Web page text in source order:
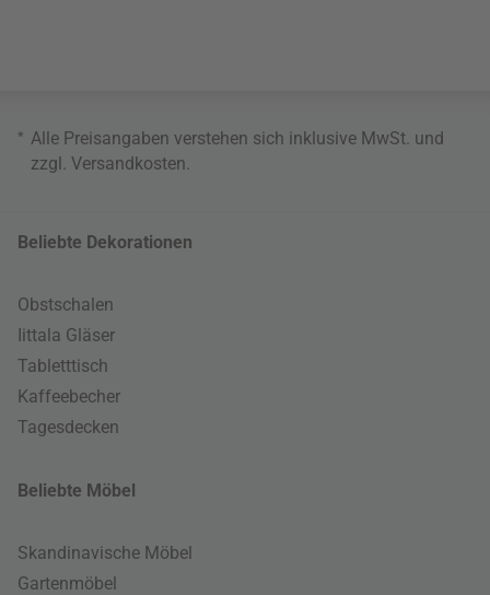
* Alle Preisangaben verstehen sich inklusive MwSt. und
zzgl. Versandkosten
Beliebte Dekorationen
Obstschalen
Iittala Gläser
Tabletttisch
Kaffeebecher
Tagesdecken
Beliebte Möbel
Skandinavische Möbel
Gartenmöbel